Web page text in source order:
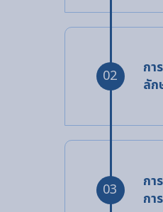
02
กา
ลัก
03
กา
กา